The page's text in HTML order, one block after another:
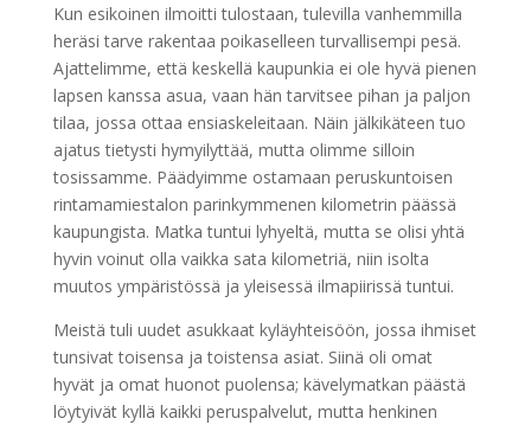
Kun esikoinen ilmoitti tulostaan, tulevilla vanhemmilla
heräsi tarve rakentaa poikaselleen turvallisempi pesä.
Ajattelimme, että keskellä kaupunkia ei ole hyvä pienen
lapsen kanssa asua, vaan hän tarvitsee pihan ja paljon
tilaa, jossa ottaa ensiaskeleitaan. Näin jälkikäteen tuo
ajatus tietysti hymyilyttää, mutta olimme silloin
tosissamme. Päädyimme ostamaan peruskuntoisen
rintamamiestalon parinkymmenen kilometrin päässä
kaupungista. Matka tuntui lyhyeltä, mutta se olisi yhtä
hyvin voinut olla vaikka sata kilometriä, niin isolta
muutos ympäristössä ja yleisessä ilmapiirissä tuntui.
Meistä tuli uudet asukkaat kyläyhteisöön, jossa ihmiset
tunsivat toisensa ja toistensa asiat. Siinä oli omat
hyvät ja omat huonot puolensa; kävelymatkan päästä
löytyivät kyllä kaikki peruspalvelut, mutta henkinen